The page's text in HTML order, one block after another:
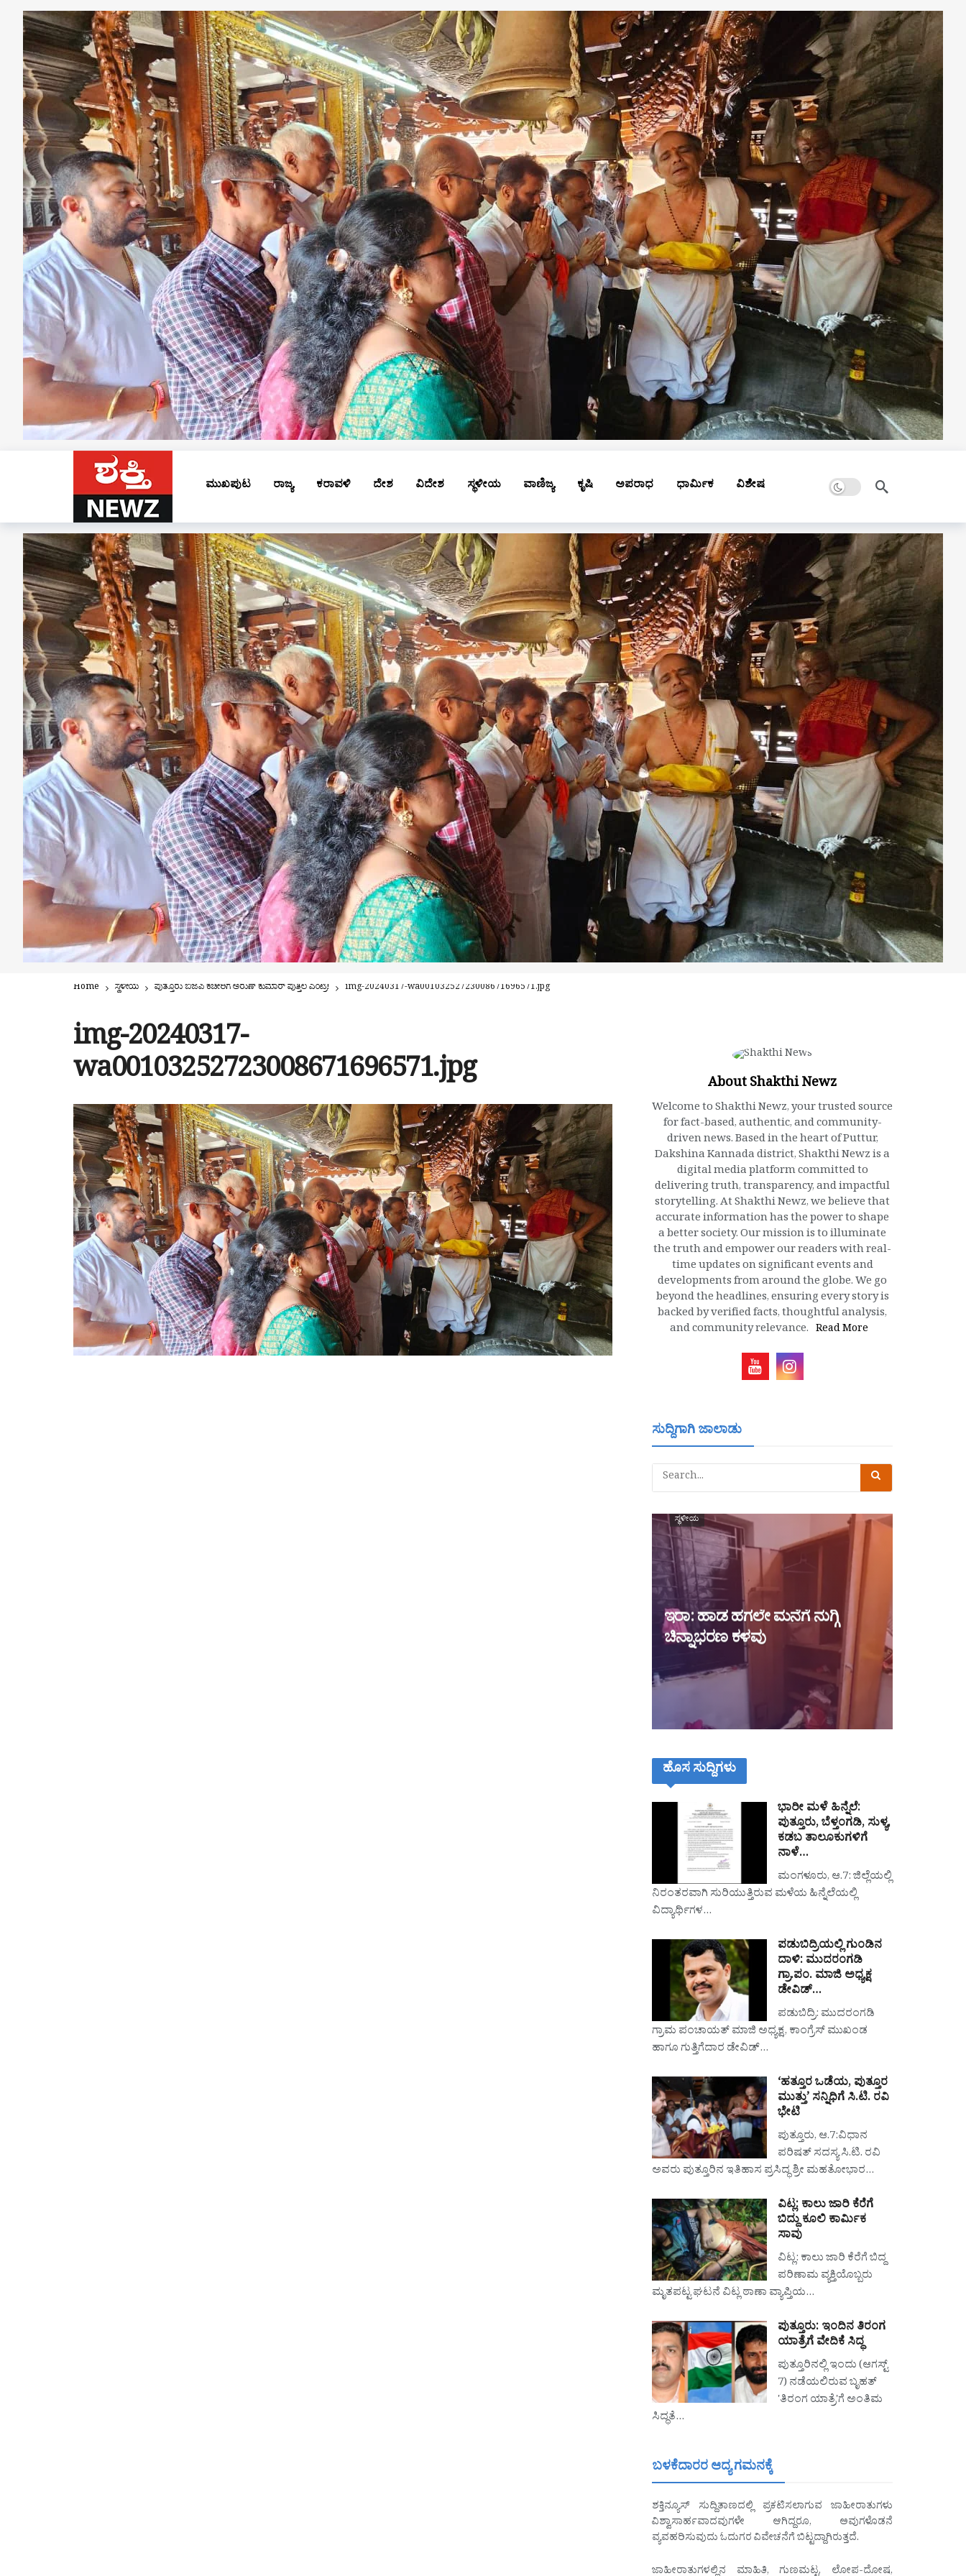
ಮುಖಪುಟ ರಾಜ್ಯ ಕರಾವಳಿ ದೇಶ ವಿದೇಶ ಸ್ಥಳೀಯ ವಾಣಿಜ್ಯ ಕೃಷಿ ಅಪರಾಧ ಧಾರ್ಮಿಕ ವಿಶೇಷ Dark mode
Home ಸ್ಥಳೀಯ ಪುತ್ತೂರು ಬಿಜೆಪಿ ಕಚೇರಿಗೆ ಅರುಣ್ ಕುಮಾ‌ರ್ ಪುತ್ತಿಲ ಎಂಟ್ರಿ! img-20240317-wa00103252723008671696571.jpg
img-20240317-
wa00103252723008671696571.jpg About Shakthi Newz
Welcome to Shakthi Newz, your trusted source
for fact-based, authentic, and community-
driven news. Based in the heart of Puttur,
Dakshina Kannada district, Shakthi Newz is a
digital media platform committed to
delivering truth, transparency, and impactful
storytelling. At Shakthi Newz, we believe that
accurate information has the power to shape
a better society. Our mission is to illuminate
the truth and empower our readers with real-
time updates on significant events and
developments from around the globe. We go
beyond the headlines, ensuring every story is
backed by verified facts, thoughtful analysis,
and community relevance. Read More
ಸುದ್ದಿಗಾಗಿ ಜಾಲಾಡು
ಸ್ಥಳೀಯ
ಇರಾ: ಹಾಡ ಹಗಲೇ ಮನೆಗೆ ನುಗ್ಗಿ
ಚಿನ್ನಾಭರಣ ಕಳವು
ಹೊಸ ಸುದ್ದಿಗಳು
ಭಾರೀ ಮಳೆ ಹಿನ್ನೆಲೆ:
ಪುತ್ತೂರು, ಬೆಳ್ತಂಗಡಿ, ಸುಳ್ಯ,
ಕಡಬ ತಾಲೂಕುಗಳಿಗೆ
ನಾಳೆ…
ಮಂಗಳೂರು, ಆ.7: ಜಿಲ್ಲೆಯಲ್ಲಿ
ನಿರಂತರವಾಗಿ ಸುರಿಯುತ್ತಿರುವ ಮಳೆಯ ಹಿನ್ನೆಲೆಯಲ್ಲಿ
ವಿದ್ಯಾರ್ಥಿಗಳ…
ಪಡುಬಿದ್ರಿಯಲ್ಲಿ ಗುಂಡಿನ
ದಾಳಿ: ಮುದರಂಗಡಿ
ಗ್ರಾ.ಪಂ. ಮಾಜಿ ಅಧ್ಯಕ್ಷ
ಡೇವಿಡ್…
ಪಡುಬಿದ್ರಿ: ಮುದರಂಗಡಿ
ಗ್ರಾಮ ಪಂಚಾಯತ್ ಮಾಜಿ ಅಧ್ಯಕ್ಷ, ಕಾಂಗ್ರೆಸ್ ಮುಖಂಡ
ಹಾಗೂ ಗುತ್ತಿಗೆದಾರ ಡೇವಿಡ್…
‘ಹತ್ತೂರ ಒಡೆಯ, ಪುತ್ತೂರ
ಮುತ್ತು’ ಸನ್ನಿಧಿಗೆ ಸಿ.ಟಿ. ರವಿ
ಭೇಟಿ
ಪುತ್ತೂರು, ಆ.7:ವಿಧಾನ
ಪರಿಷತ್ ಸದಸ್ಯ ಸಿ.ಟಿ. ರವಿ
ಅವರು ಪುತ್ತೂರಿನ ಇತಿಹಾಸ ಪ್ರಸಿದ್ಧ ಶ್ರೀ ಮಹತೋಭಾರ…
ವಿಟ್ಲ: ಕಾಲು ಜಾರಿ ಕೆರೆಗೆ
ಬಿದ್ದು ಕೂಲಿ ಕಾರ್ಮಿಕ
ಸಾವು
ವಿಟ್ಲ: ಕಾಲು ಜಾರಿ ಕೆರೆಗೆ ಬಿದ್ದ
ಪರಿಣಾಮ ವ್ಯಕ್ತಿಯೊಬ್ಬರು
ಮೃತಪಟ್ಟ ಘಟನೆ ವಿಟ್ಲ ಠಾಣಾ ವ್ಯಾಪ್ತಿಯ…
ಪುತ್ತೂರು: ಇಂದಿನ ತಿರಂಗ
ಯಾತ್ರೆಗೆ ವೇದಿಕೆ ಸಿದ್ಧ
ಪುತ್ತೂರಿನಲ್ಲಿ ಇಂದು (ಆಗಸ್ಟ್
7) ನಡೆಯಲಿರುವ ಬೃಹತ್
'ತಿರಂಗ ಯಾತ್ರೆ'ಗೆ ಅಂತಿಮ
ಸಿದ್ಧತೆ…
ಬಳಕೆದಾರರ ಆದ್ಯ ಗಮನಕ್ಕೆ
ಶಕ್ತಿನ್ಯೂಸ್ ಸುದ್ದಿತಾಣದಲ್ಲಿ ಪ್ರಕಟಿಸಲಾಗುವ ಜಾಹೀರಾತುಗಳು
ವಿಶ್ವಾಸಾರ್ಹವಾದವುಗಳೇ ಆಗಿದ್ದರೂ, ಅವುಗಳೊಡನೆ
ವ್ಯವಹರಿಸುವುದು ಓದುಗರ ವಿವೇಚನೆಗೆ ಬಿಟ್ಟದ್ದಾಗಿರುತ್ತದೆ.
ಜಾಹೀರಾತುಗಳಲ್ಲಿನ ಮಾಹಿತಿ, ಗುಣಮಟ್ಟ, ಲೋಪ-ದೋಷ,